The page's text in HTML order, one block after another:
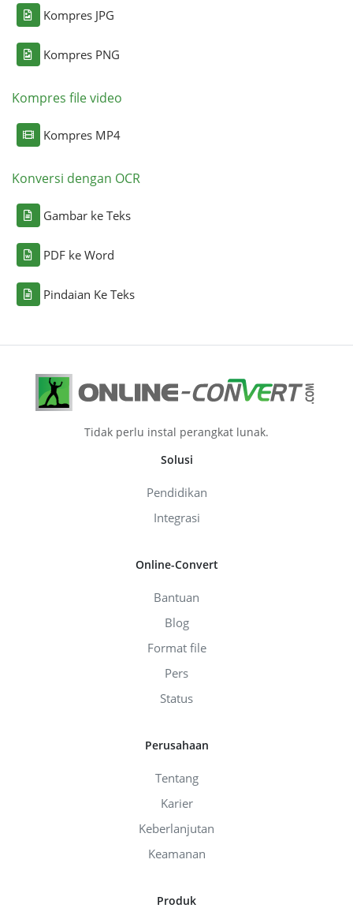
Kompres JPG
Kompres PNG
Kompres file video
Kompres MP4
Konversi dengan OCR
Gambar ke Teks
PDF ke Word
Pindaian Ke Teks
Tidak perlu instal perangkat lunak.
Solusi
Pendidikan
Integrasi
Online-Convert
Bantuan
Blog
Format file
Pers
Status
Perusahaan
Tentang
Karier
Keberlanjutan
Keamanan
Produk